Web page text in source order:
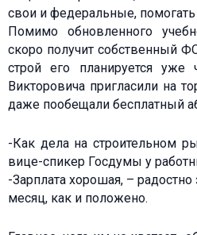
свои и федеральные,
Помимо обновленного
скоро получит собственный
строй его планируется уже
Викторовича пригласили на
даже пообещали бесплатный
-Как дела на строительном
вице-спикер Госдумы у
-Зарплата хорошая, –
месяц, как и положено.